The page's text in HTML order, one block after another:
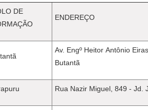
DE
ENDEREÇO
Av. Engº Heitor Antônio
Butantã
Rua Nazir Miguel, 849 - Jd.